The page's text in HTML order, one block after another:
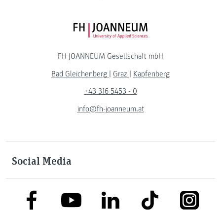
FH JOANNEUM Logo
FH JOANNEUM Gesellschaft mbH
Bad Gleichenberg | Graz | Kapfenberg
+43 316 5453 - 0
info@fh-joanneum.at
Social Media
link to facebooklink to youtubelink to linkedinlink to tiktok link to